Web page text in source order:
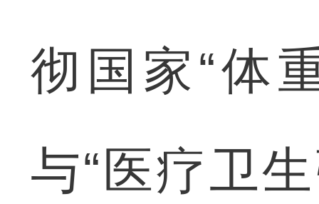
彻国家“体
与“医疗卫